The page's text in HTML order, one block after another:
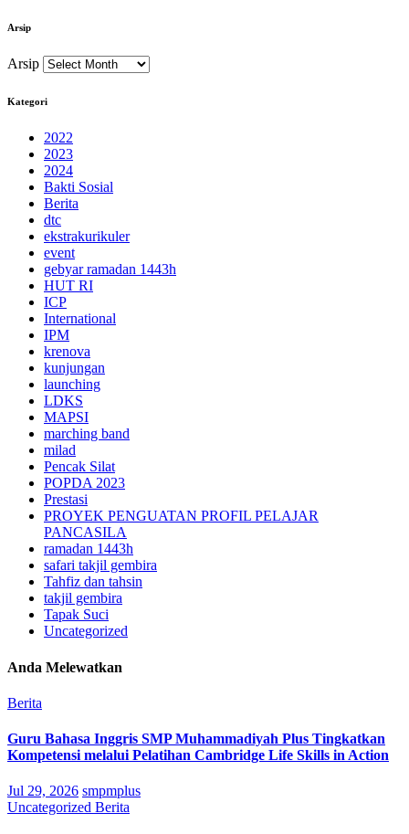
Arsip
Arsip
Kategori
2022
2023
2024
Bakti Sosial
Berita
dtc
ekstrakurikuler
event
gebyar ramadan 1443h
HUT RI
ICP
International
IPM
krenova
kunjungan
launching
LDKS
MAPSI
marching band
milad
Pencak Silat
POPDA 2023
Prestasi
PROYEK PENGUATAN PROFIL PELAJAR
PANCASILA
ramadan 1443h
safari takjil gembira
Tahfiz dan tahsin
takjil gembira
Tapak Suci
Uncategorized
Anda Melewatkan
Berita
Guru Bahasa Inggris SMP Muhammadiyah Plus Tingkatkan
Kompetensi melalui Pelatihan Cambridge Life Skills in Action
Jul 29, 2026 smpmplus
Uncategorized Berita